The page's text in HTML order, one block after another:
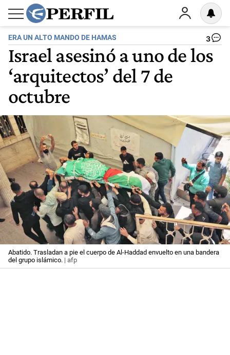
ERA UN ALTO MANDO DE HAMAS 3
Israel asesinó a uno de los
‘arquitectos’ del 7 de
octubre
Abatido. Trasladan a pie el cuerpo de Al-Haddad envuelto en una bandera
del grupo islámico. | afp